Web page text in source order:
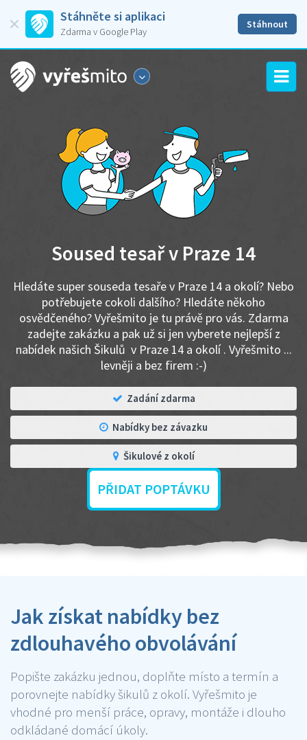
Stáhněte si aplikaci
Zdarma v Google Play
Stáhnout
Soused tesař v Praze 14
Hledáte super souseda tesaře v Praze 14 a okolí? Nebo
potřebujete cokoli dalšího? Hledáte někoho
osvědčeného? Vyřešmito je tu právě pro vás. Zdarma
zadejte zakázku a pak už si jen vyberete nejlepší z
nabídek našich Šikulů v Praze 14 a okolí . Vyřešmito ...
levněji a bez firem :-)
Zadání zdarma
Nabídky bez závazku
Šikulové z okolí
PŘIDAT POPTÁVKU
Jak získat nabídky bez
zdlouhavého obvolávání
Popište zakázku jednou, doplňte místo a termín a
porovnejte nabídky šikulů z okolí. Vyřešmito je
vhodné pro menší práce, opravy, montáže i dlouho
odkládané domácí úkoly.